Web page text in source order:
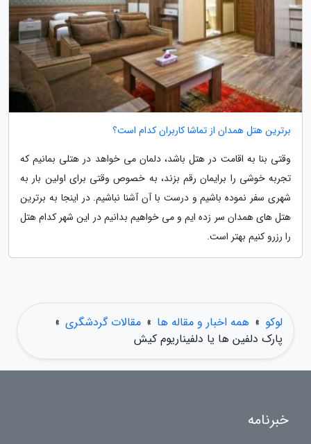
برترین هتل همدان از تماشا کاربران کدام است؟
وقتی بنا به اقامت در هتل باشد، دلمان می خواهد در هتلی بمانیم که
تجربه خوشی را برایمان رقم بزند، به خصوص وقتی برای اولین بار به
شهری سفر نموده باشیم و درست با آن آشنا نباشیم. در اینجا به برترین
هتل های همدان سر زده ایم و می خواهیم بدانیم در این شهر کدام هتل
را رزرو کنیم بهتر است.
لوکو » همه اخبار و مقاله ها » مقالات گردشگری »
پارک دلفین ها یا دلفیناریوم کیش
خبرنامه